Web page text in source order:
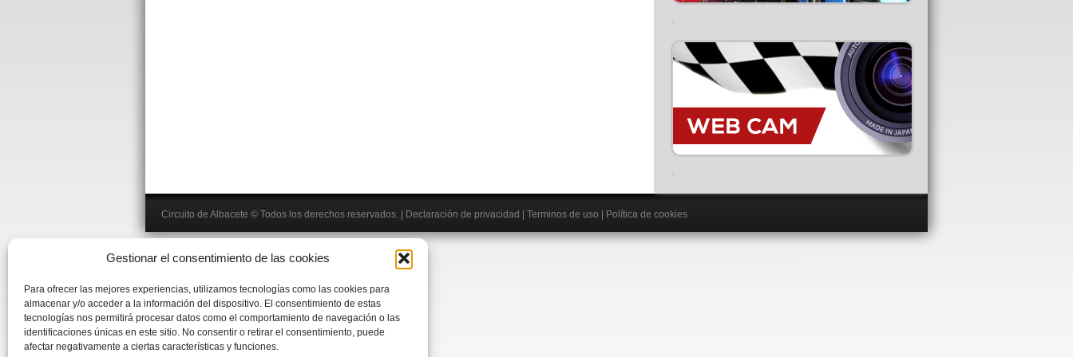
Gestionar el consentimiento de las cookies
Para ofrecer las mejores experiencias, utilizamos tecnologías como las cookies para
almacenar y/o acceder a la información del dispositivo. El consentimiento de estas
tecnologías nos permitirá procesar datos como el comportamiento de navegación o las
identificaciones únicas en este sitio. No consentir o retirar el consentimiento, puede
afectar negativamente a ciertas características y funciones.
Circuito de Albacete © Todos los derechos reservados. Declaración de privacidad Terminos de uso Política de cookies